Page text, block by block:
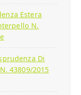
Estera
N.
Di
43809/2015